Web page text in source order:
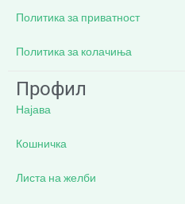
Политика за приватност
Политика за колачиња
Профил
Најава
Кошничка
Листа на желби